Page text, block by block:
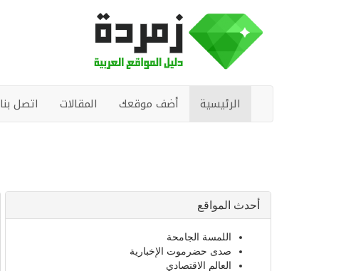
الرئيسية أضف موقعك المقالات اتصل بنا
أحدث المواقع
اللمسة الجامحة
صدى حضرموت الإخبارية
العالم الاقتصادي